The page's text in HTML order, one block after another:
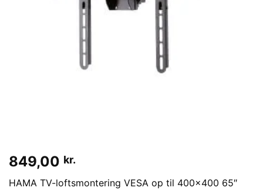
849,00 kr.
HAMA TV-loftsmontering VESA op til 400×400 65″